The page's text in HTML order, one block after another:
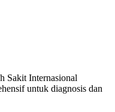
Sakit Internasional
untuk diagnosis dan